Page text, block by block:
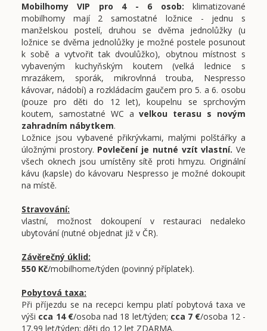
Mobilhomy VIP pro 4 - 6 osob: klimatizované
mobilhomy mají 2 samostatné ložnice - jednu s
manželskou postelí, druhou se dvěma jednolůžky (u
ložnice se dvěma jednolůžky je možné postele posunout
k sobě a vytvořit tak dvoulůžko), obytnou místnost s
vybaveným kuchyňským koutem (velká lednice s
mrazákem, sporák, mikrovlnná trouba, Nespresso
kávovar, nádobí) a rozkládacím gaučem pro 5. a 6. osobu
(pouze pro děti do 12 let), koupelnu se sprchovým
koutem, samostatné WC avelkou terasu s novým
zahradním nábytkem.
Ložnice jsou vybavené přikrývkami, malými polštářky a
úložnými prostory. Povlečení je nutné vzít vlastní. Ve
všech oknech jsou umístěny sítě proti hmyzu. Originální
kávu (kapsle) do kávovaru Nespresso je možné dokoupit
na místě.
Stravování:
vlastní, možnost dokoupení v restauraci nedaleko
ubytování (nutné objednat již v ČR).
Závěrečný úklid:
550 Kč/mobilhome/týden (povinný příplatek).
Pobytová taxa:
Při příjezdu se na recepci kempu platí pobytová taxa ve
výši cca 14 €/osoba nad 18 let/týden; cca 7 €/osoba 12 -
17,99 let/týden; děti do 12 let ZDARMA.